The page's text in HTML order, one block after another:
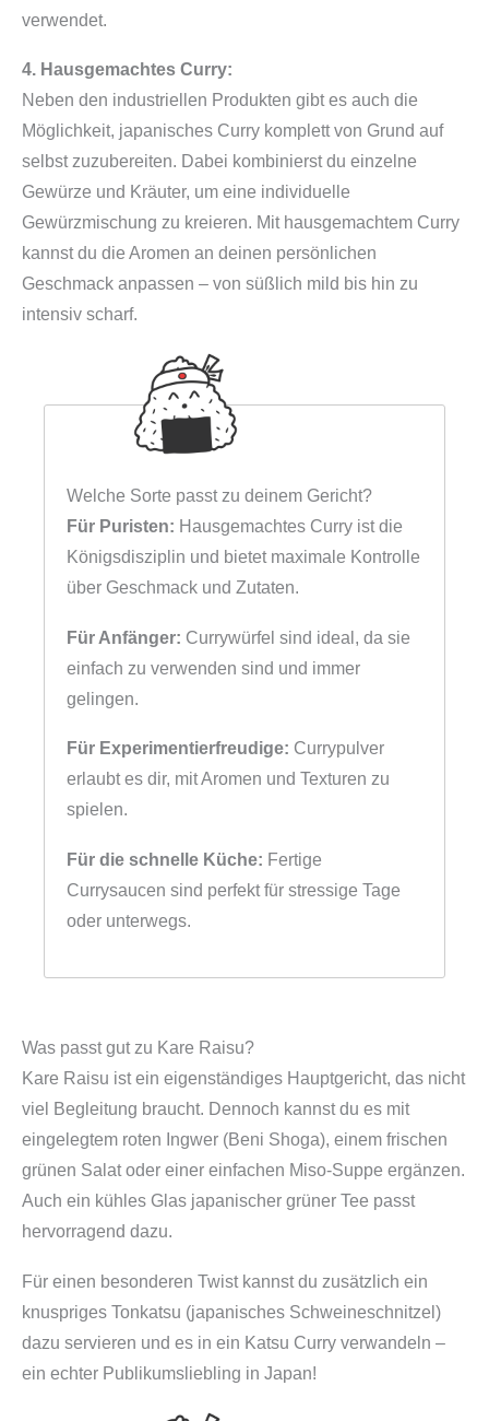
s
J
a
p
a
n
)
M
e
e
verwendet.
4. Hausgemachtes Curry:
Neben den industriellen Produkten gibt es auch die
Möglichkeit, japanisches Curry komplett von Grund auf
selbst zuzubereiten. Dabei kombinierst du einzelne
Gewürze und Kräuter, um eine individuelle
Gewürzmischung zu kreieren. Mit hausgemachtem Curry
kannst du die Aromen an deinen persönlichen
Geschmack anpassen – von süßlich mild bis hin zu
intensiv scharf.
Welche Sorte passt zu deinem Gericht?
Für Puristen: Hausgemachtes Curry ist die
Königsdisziplin und bietet maximale Kontrolle
über Geschmack und Zutaten.
Für Anfänger: Currywürfel sind ideal, da sie
einfach zu verwenden sind und immer
gelingen.
Für Experimentierfreudige: Currypulver
erlaubt es dir, mit Aromen und Texturen zu
spielen.
Für die schnelle Küche: Fertige
Currysaucen sind perfekt für stressige Tage
oder unterwegs.
Was passt gut zu Kare Raisu?
Kare Raisu ist ein eigenständiges Hauptgericht, das nicht
viel Begleitung braucht. Dennoch kannst du es mit
eingelegtem roten Ingwer (Beni Shoga), einem frischen
grünen Salat oder einer einfachen Miso-Suppe ergänzen.
Auch ein kühles Glas japanischer grüner Tee passt
hervorragend dazu.
Für einen besonderen Twist kannst du zusätzlich ein
knuspriges Tonkatsu (japanisches Schweineschnitzel)
dazu servieren und es in ein Katsu Curry verwandeln –
ein echter Publikumsliebling in Japan!